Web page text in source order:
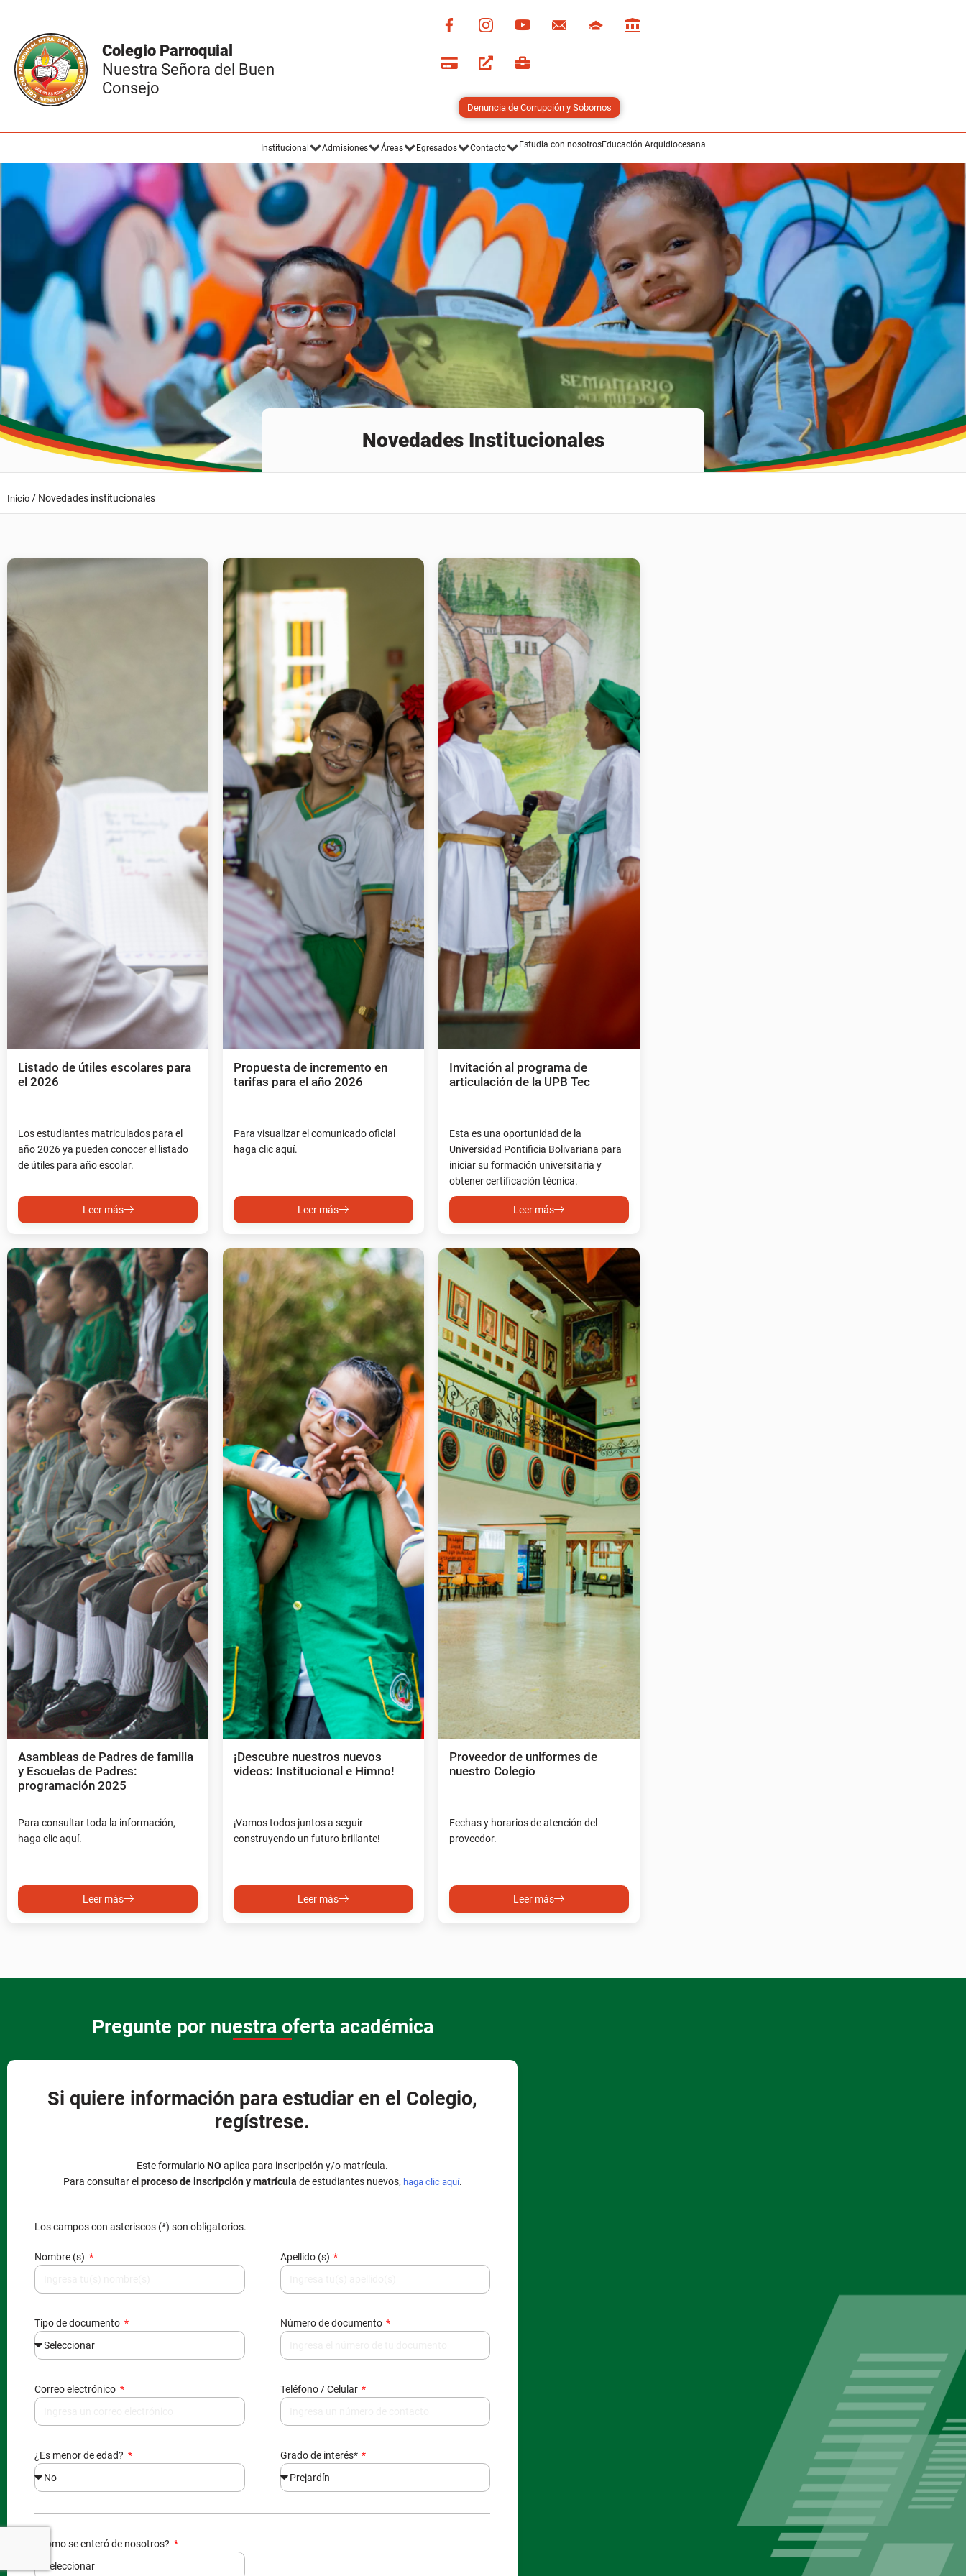
Colegio Parroquial
Nuestra Señora del Buen
Consejo
Denuncia de Corrupción y Sobornos
Institucional Admisiones Áreas Egresados Contacto Estudia con nosotrosEducación Arquidiocesana
Novedades Institucionales
Inicio / Novedades institucionales
Listado de útiles escolares para
el 2026
Los estudiantes matriculados para el
año 2026 ya pueden conocer el listado
de útiles para año escolar.
Leer más
Propuesta de incremento en
tarifas para el año 2026
Para visualizar el comunicado oficial
haga clic aquí.
Leer más
Invitación al programa de
articulación de la UPB Tec
Esta es una oportunidad de la
Universidad Pontificia Bolivariana para
iniciar su formación universitaria y
obtener certificación técnica.
Leer más
Asambleas de Padres de familia
y Escuelas de Padres:
programación 2025
Para consultar toda la información,
haga clic aquí.
Leer más
¡Descubre nuestros nuevos
videos: Institucional e Himno!
¡Vamos todos juntos a seguir
construyendo un futuro brillante!
Leer más
Proveedor de uniformes de
nuestro Colegio
Fechas y horarios de atención del
proveedor.
Leer más
Pregunte por nuestra oferta académica
Si quiere información para estudiar en el Colegio,
regístrese.
Este formularioNO aplica para inscripción y/o matrícula.
Para consultar el proceso de inscripción y matrícula de estudiantes nuevos, haga clic aquí.
Los campos con asteriscos (*) son obligatorios.
Nombre (s) Apellido (s)
Tipo de documento Número de documento
Correo electrónico Teléfono / Celular
¿Es menor de edad? Grado de interés*
¿Cómo se enteró de nosotros?
Protección de Datos Personales, conforme a la